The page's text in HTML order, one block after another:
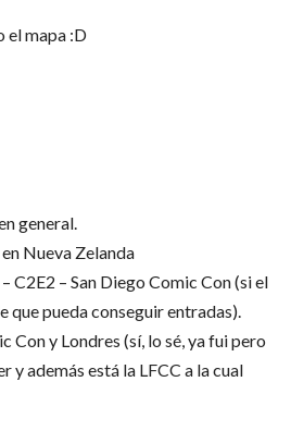
el mapa :D
general.
Nueva Zelanda
C2E2 – San Diego Comic Con (si el
que pueda conseguir entradas).
Con y Londres (sí, lo sé, ya fui pero
y además está la LFCC a la cual